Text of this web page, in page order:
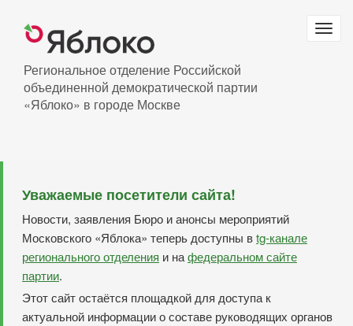
основному
Региональное отделение Российской
объединенной демократической партии
«Яблоко» в городе Москве
Уважаемые посетители сайта!
Новости, заявления Бюро и анонсы мероприятий
Московского «Яблока» теперь доступны вtg-канале
регионального отделения и нафедеральном сайте
партии.
Этот сайт остаётся площадкой для доступа к
актуальной информации о составе руководящих органов